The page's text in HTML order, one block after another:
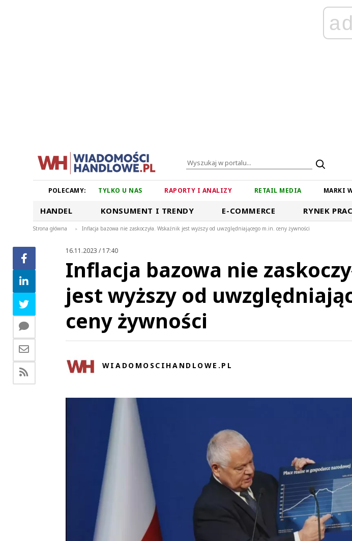
ad
POLECAMY: TYLKO U NAS RAPORTY I ANALIZY RETAIL MEDIA MARKI
HANDEL KONSUMENT I TRENDY E-COMMERCE RYNEK
Strona główna > Inflacja bazowa nie zaskoczyła. Wskaźnik jest wyższy od uwzględniającego m.in. ceny żywności
16.11.2023 / 17:40
Inflacja bazowa nie
jest wyższy od
ceny żywności
WIADOMOSCIHANDLOWE.PL